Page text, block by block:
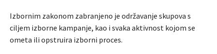
Izbornim zakonom zabranjeno je održavanje skupova s
ciljem izborne kampanje, kao i svaka aktivnost kojom se
ometa ili opstruira izborni proces.